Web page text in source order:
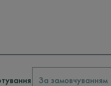
За замовчуванням